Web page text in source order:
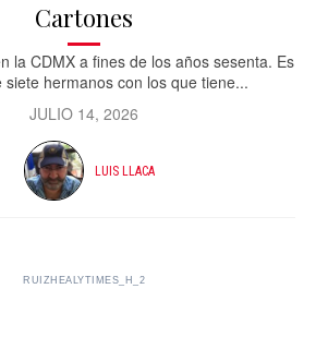
Cartones
la CDMX a fines de los años sesenta. Es
siete hermanos con los que tiene...
JULIO 14, 2026
LUIS LLACA
RUIZHEALYTIMES_H_2